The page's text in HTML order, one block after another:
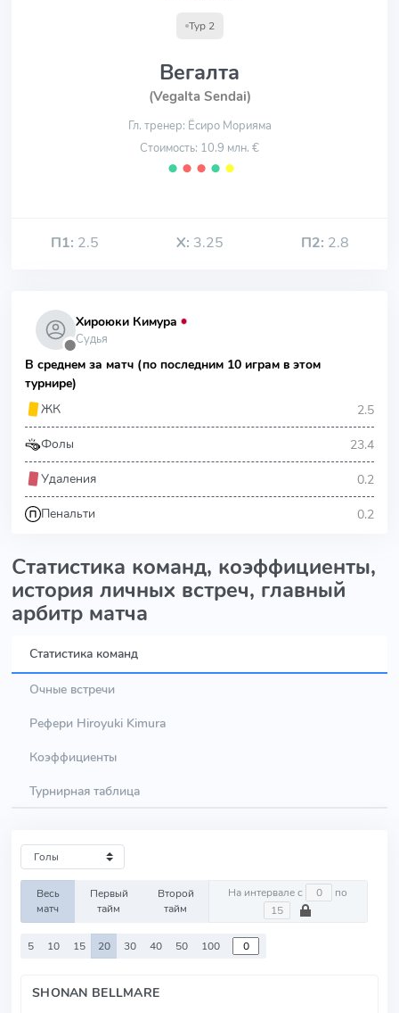
Тур 2
Вегалта
(Vegalta Sendai)
Гл. тренер: Ёсиро Морияма
Стоимость: 10.9 млн. €
⬤ ⬤ ⬤ ⬤ ⬤
П1: 2.5 Х: 3.25 П2: 2.8
⬤
Хироюки Кимура
Судья
В среднем за матч (по последним 10 играм в этом
турнире)
ЖК
2.5
Фолы 23.4
Удаления 0.2
Пенальти 0.2
Статистика команд, коэффициенты,
история личных встреч, главный
арбитр матча
Статистика команд
Очные встречи
Рефери Hiroyuki Kimura
Коэффициенты
Турнирная таблица
Весь
матч
Первый
тайм
Второй
тайм
На интервале с по
5 10 15 20 30 40 50 100
SHONAN BELLMARE